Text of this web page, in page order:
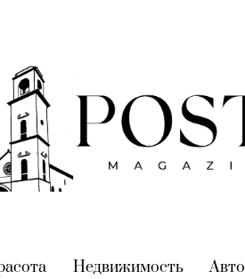
(current)
Недвижимость(current)
Авто